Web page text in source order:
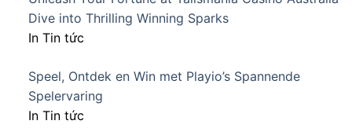
Dive into Thrilling Winning Sparks
In Tin tức
Speel, Ontdek en Win met Playio’s Spannende
Spelervaring
In Tin tức